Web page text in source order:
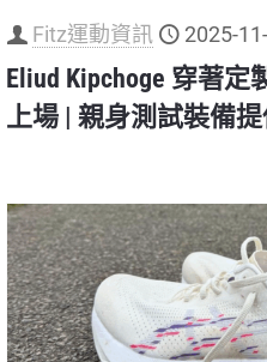
Fitz運動資訊 2025-
Eliud Kipchoge 穿著定
上場 | 親身測試裝備